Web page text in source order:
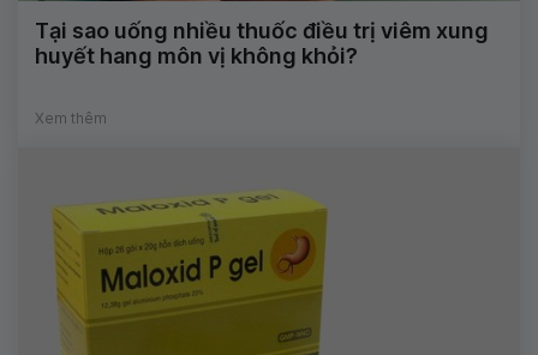
Tại sao uống nhiều thuốc điều trị viêm xung
huyết hang môn vị không khỏi?
Xem thêm